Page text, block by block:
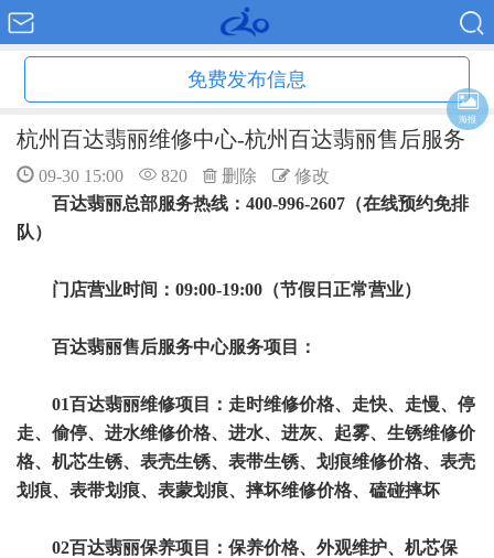
免费发布信息
杭州百达翡丽维修中心-杭州百达翡丽售后服务
09-30 15:00 820 删除
修改
百达翡丽总部服务热线：400-996-2607（在线预约免排
队）
门店营业时间：09:00-19:00（节假日正常营业）
百达翡丽售后服务中心服务项目：
01百达翡丽维修项目：走时维修价格、走快、走慢、停
走、偷停、进水维修价格、进水、进灰、起雾、生锈维修价
格、机芯生锈、表壳生锈、表带生锈、划痕维修价格、表壳
划痕、表带划痕、表蒙划痕、摔坏维修价格、磕碰摔坏
02百达翡丽保养项目：保养价格、外观维护、机芯保
海报